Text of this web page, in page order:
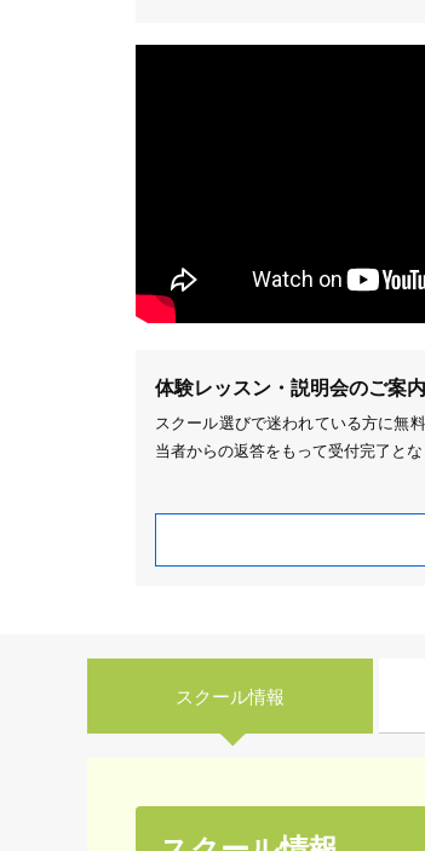
体験レッスン・説明会のご案内
スクール選びで迷われている方に無
当者からの返答をもって受付完了と
スクール情報